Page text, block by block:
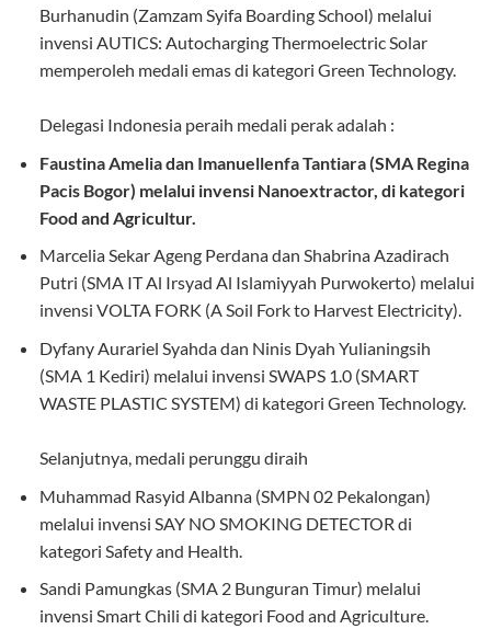
Burhanudin (Zamzam Syifa Boarding School) melalui
invensi AUTICS: Autocharging Thermoelectric Solar
memperoleh medali emas di kategori Green Technology.⁣⁣
Delegasi Indonesia peraih medali perak adalah⁣⁣ :
Faustina Amelia dan Imanuellenfa Tantiara (SMA Regina⁣⁣
Pacis Bogor) melalui invensi Nanoextractor, di kategori
Food and Agricultur⁣⁣.
Marcelia Sekar Ageng Perdana dan Shabrina Azadirach
Putri (SMA IT Al Irsyad Al Islamiyyah Purwokerto) melalui
invensi VOLTA FORK (A Soil⁣⁣ Fork to Harvest Electricity)⁣⁣.
Dyfany Aurariel Syahda dan Ninis Dyah Yulianingsih
(SMA 1 Kediri) melalui⁣⁣ invensi SWAPS 1.0 (SMART
WASTE PLASTIC SYSTEM) di kategori Green Technology.⁣⁣
Selanjutnya, medali perunggu diraih ⁣⁣
Muhammad Rasyid Albanna (SMPN 02 Pekalongan)
melalui invensi SAY NO SMOKING DETECTOR di
kategori Safety and Health.
Sandi Pamungkas (SMA 2 Bunguran Timur) melalui
invensi Smart Chili di kategori Food and Agriculture.⁣⁣